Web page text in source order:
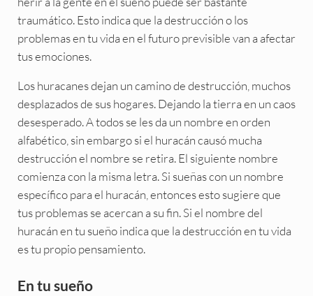
traumático. Esto indica que la destrucción o los
problemas en tu vida en el futuro previsible van a afectar
tus emociones.
Los huracanes dejan un camino de destrucción, muchos
desplazados de sus hogares. Dejando la tierra en un caos
desesperado. A todos se les da un nombre en orden
alfabético, sin embargo si el huracán causó mucha
destrucción el nombre se retira. El siguiente nombre
comienza con la misma letra. Si sueñas con un nombre
específico para el huracán, entonces esto sugiere que
tus problemas se acercan a su fin. Si el nombre del
huracán en tu sueño indica que la destrucción en tu vida
es tu propio pensamiento.
En tu sueño